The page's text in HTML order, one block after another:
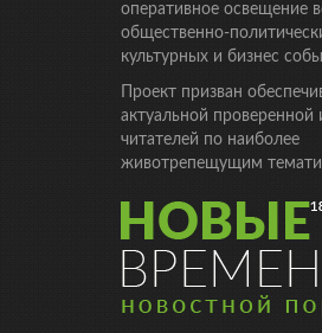
оперативное освещение
общественно-
культурных и бизнес
Проект призван
актуальной
читателей по наиболее
животрепещущим